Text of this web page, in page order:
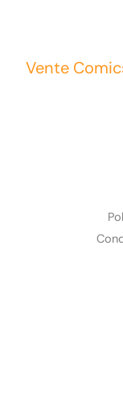
Vente